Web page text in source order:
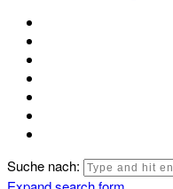
Suche nach: